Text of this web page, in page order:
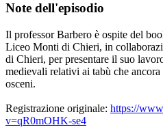
Note dell'episodio
Il professor Barbero è ospite del
Liceo Monti di Chieri, in
di Chieri, per presentare il suo
medievali relativi ai tabù che
osceni.
Registrazione originale: https://
v=qR0mOHK-se4